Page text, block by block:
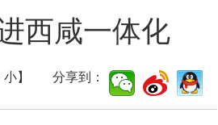
西咸一体化
小】 分享到：